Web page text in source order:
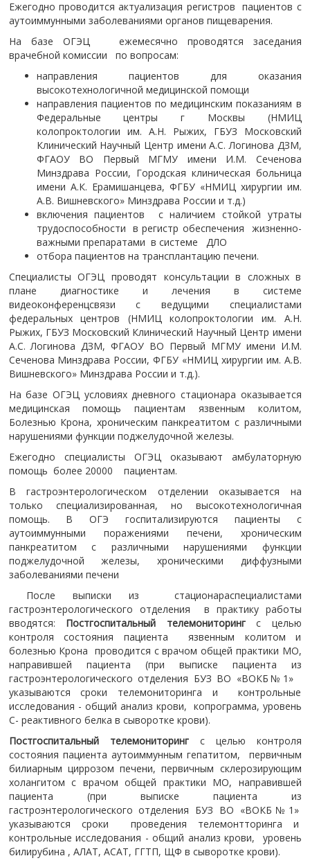
Ежегодно проводится актуализация регистров пациентов с
аутоиммунными заболеваниями органов пищеварения.
На базе ОГЭЦ ежемесячно проводятся заседания
врачебной комиссии по вопросам:
направления пациентов для оказания
высокотехнологичной медицинской помощи
направления пациентов по медицинским показаниям в
Федеральные центры г Москвы (НМИЦ
колопроктологии им. А.Н. Рыжих, ГБУЗ Московский
Клинический Научный Центр имени А.С. Логинова ДЗМ,
ФГАОУ ВО Первый МГМУ имени И.М. Сеченова
Минздрава России, Городская клиническая больница
имени А.К. Ерамишанцева, ФГБУ «НМИЦ хирургии им.
А.В. Вишневского» Минздрава России и т.д.)
включения пациентов с наличием стойкой утраты
трудоспособности в регистр обеспечения жизненно-
важными препаратами в системе ДЛО
отбора пациентов на трансплантацию печени.
Специалисты ОГЭЦ проводят консультации в сложных в
плане диагностике и лечения в системе
видеоконференцсвязи с ведущими специалистами
федеральных центров (НМИЦ колопроктологии им. А.Н.
Рыжих, ГБУЗ Московский Клинический Научный Центр имени
А.С. Логинова ДЗМ, ФГАОУ ВО Первый МГМУ имени И.М.
Сеченова Минздрава России, ФГБУ «НМИЦ хирургии им. А.В.
Вишневского» Минздрава России и т.д.).
На базе ОГЭЦ условиях дневного стационара оказывается
медицинская помощь пациентам язвенным колитом,
Болезнью Крона, хроническим панкреатитом с различными
нарушениями функции поджелудочной железы.
Ежегодно специалисты ОГЭЦ оказывают амбулаторную
помощь более 20000 пациентам.
В гастроэнтерологическом отделении оказывается на
только специализированная, но высокотехнологичная
помощь. В ОГЭ госпитализируются пациенты с
аутоиммунными поражениями печени, хроническим
панкреатитом с различными нарушениями функции
поджелудочной железы, хроническими диффузными
заболеваниями печени
После выписки из стационараспециалистами
гастроэнтерологического отделения в практику работы
вводятся: Постгоспитальный телемониторингс целью
контроля состояния пациента язвенным колитом и
болезнью Крона проводится с врачом общей практики МО,
направившей пациента (при выписке пациента из
гастроэнтерологического отделения БУЗ ВО «ВОКБ№1»
указываются сроки телемониторинга и контрольные
исследования - общий анализ крови, копрограмма, уровень
С- реактивного белка в сыворотке крови).
Постгоспитальный телемониторингс целью контроля
состояния пациента аутоиммунным гепатитом, первичным
билиарным циррозом печени, первичным склерозирующим
холангитом с врачом общей практики МО, направившей
пациента (при выписке пациента из
гастроэнтерологического отделения БУЗ ВО «ВОКБ№1»
указываются сроки проведения телемонтторинга и
контрольные исследования - общий анализ крови, уровень
билирубина , АЛАТ, АСАТ, ГГТП, ЩФ в сыворотке крови).